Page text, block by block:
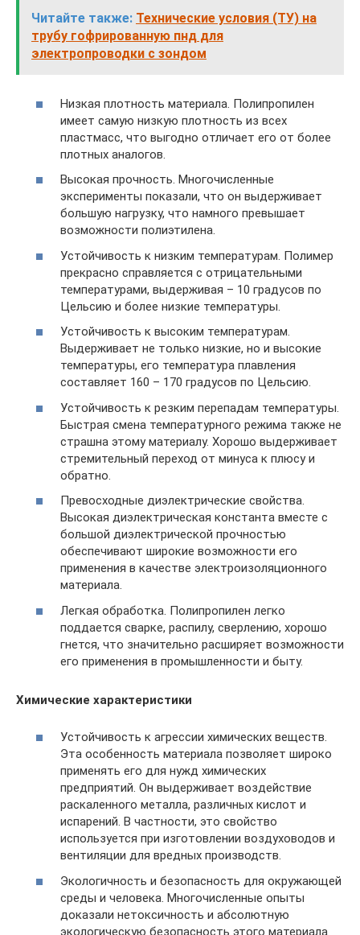
Читайте также: Технические условия (ТУ) на
трубу гофрированную пнд для
электропроводки с зондом
Низкая плотность материала. Полипропилен
имеет самую низкую плотность из всех
пластмасс, что выгодно отличает его от более
плотных аналогов.
Высокая прочность. Многочисленные
эксперименты показали, что он выдерживает
большую нагрузку, что намного превышает
возможности полиэтилена.
Устойчивость к низким температурам. Полимер
прекрасно справляется с отрицательными
температурами, выдерживая – 10 градусов по
Цельсию и более низкие температуры.
Устойчивость к высоким температурам.
Выдерживает не только низкие, но и высокие
температуры, его температура плавления
составляет 160 – 170 градусов по Цельсию.
Устойчивость к резким перепадам температуры.
Быстрая смена температурного режима также не
страшна этому материалу. Хорошо выдерживает
стремительный переход от минуса к плюсу и
обратно.
Превосходные диэлектрические свойства.
Высокая диэлектрическая константа вместе с
большой диэлектрической прочностью
обеспечивают широкие возможности его
применения в качестве электроизоляционного
материала.
Легкая обработка. Полипропилен легко
поддается сварке, распилу, сверлению, хорошо
гнется, что значительно расширяет возможности
его применения в промышленности и быту.
Химические характеристики
Устойчивость к агрессии химических веществ.
Эта особенность материала позволяет широко
применять его для нужд химических
предприятий. Он выдерживает воздействие
раскаленного металла, различных кислот и
испарений. В частности, это свойство
используется при изготовлении воздуховодов и
вентиляции для вредных производств.
Экологичность и безопасность для окружающей
среды и человека. Многочисленные опыты
доказали нетоксичность и абсолютную
экологическую безопасность этого материала